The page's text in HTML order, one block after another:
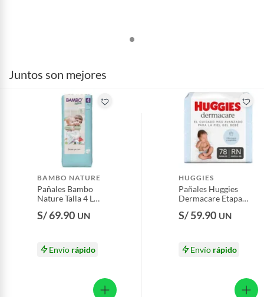
Juntos son mejores
BAMBO NATURE
Pañales Bambo
Nature Talla 4 L
S/ 69.90 UN
Envío rápido
HUGGIES
Pañales Huggies
Dermacare Etapa
Und
S/ 59.90 UN
Envío rápido